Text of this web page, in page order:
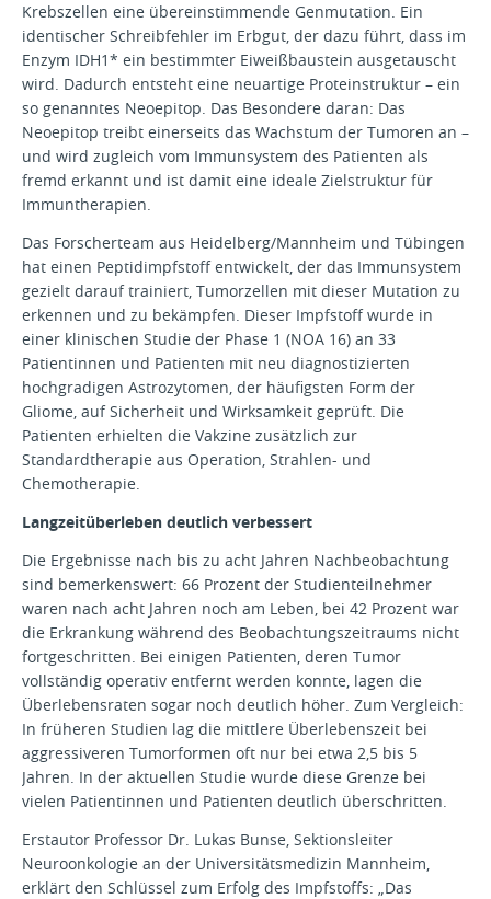
Krebszellen eine übereinstimmende Genmutation. Ein
identischer Schreibfehler im Erbgut, der dazu führt, dass im
Enzym IDH1* ein bestimmter Eiweißbaustein ausgetauscht
wird. Dadurch entsteht eine neuartige Proteinstruktur – ein
so genanntes Neoepitop. Das Besondere daran: Das
Neoepitop treibt einerseits das Wachstum der Tumoren an –
und wird zugleich vom Immunsystem des Patienten als
fremd erkannt und ist damit eine ideale Zielstruktur für
Immuntherapien.
Das Forscherteam aus Heidelberg/Mannheim und Tübingen
hat einen Peptidimpfstoff entwickelt, der das Immunsystem
gezielt darauf trainiert, Tumorzellen mit dieser Mutation zu
erkennen und zu bekämpfen. Dieser Impfstoff wurde in
einer klinischen Studie der Phase 1 (NOA 16) an 33
Patientinnen und Patienten mit neu diagnostizierten
hochgradigen Astrozytomen, der häufigsten Form der
Gliome, auf Sicherheit und Wirksamkeit geprüft. Die
Patienten erhielten die Vakzine zusätzlich zur
Standardtherapie aus Operation, Strahlen- und
Chemotherapie.
Langzeitüberleben deutlich verbessert
Die Ergebnisse nach bis zu acht Jahren Nachbeobachtung
sind bemerkenswert: 66 Prozent der Studienteilnehmer
waren nach acht Jahren noch am Leben, bei 42 Prozent war
die Erkrankung während des Beobachtungszeitraums nicht
fortgeschritten. Bei einigen Patienten, deren Tumor
vollständig operativ entfernt werden konnte, lagen die
Überlebensraten sogar noch deutlich höher. Zum Vergleich:
In früheren Studien lag die mittlere Überlebenszeit bei
aggressiveren Tumorformen oft nur bei etwa 2,5 bis 5
Jahren. In der aktuellen Studie wurde diese Grenze bei
vielen Patientinnen und Patienten deutlich überschritten.
Erstautor Professor Dr. Lukas Bunse, Sektionsleiter
Neuroonkologie an der Universitätsmedizin Mannheim,
erklärt den Schlüssel zum Erfolg des Impfstoffs: „Das